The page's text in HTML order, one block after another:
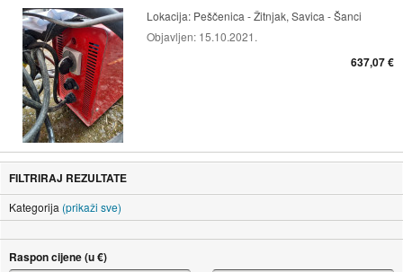
Lokacija: Peščenica - Žitnjak, Savica - Šanci
Objavljen: 15.10.2021.
637,07 €
FILTRIRAJ REZULTATE
Kategorija (prikaži sve)
Raspon cijene (u €)